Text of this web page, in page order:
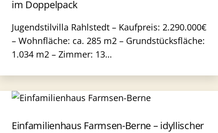
im Doppelpack
Jugendstilvilla Rahlstedt – Kaufpreis: 2.290.000€
– Wohnfläche: ca. 285 m2 – Grundstücksfläche:
1.034 m2 – Zimmer: 13…
Einfamilienhaus Farmsen-Berne – idyllischer